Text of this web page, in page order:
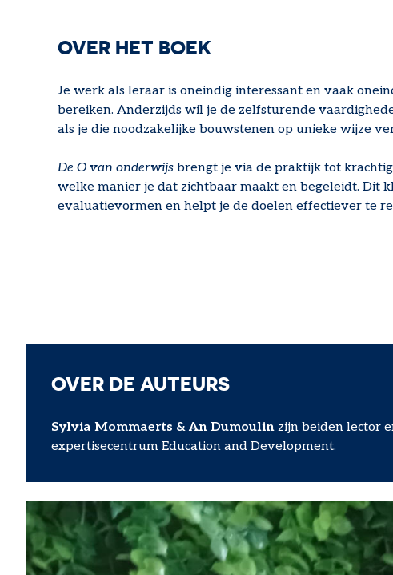
OVER HET BOEK
Je werk als leraar is oneindig interessant en vaak
bereiken. Anderzijds wil je de zelfsturende
als je die noodzakelijke bouwstenen op unieke wijze
De O van onderwijs brengt je via de praktijk tot
welke manier je dat zichtbaar maakt en begeleidt. Dit
evaluatievormen en helpt je de doelen effectiever te
OVER DE AUTEURS
Sylvia Mommaerts & An Dumoulin zijn beiden lector
expertisecentrum Education and Development.